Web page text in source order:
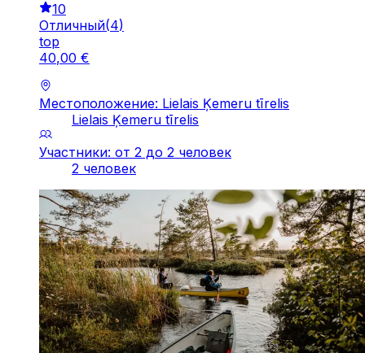
10
Отличный(4)
top
40,00 €
Местоположение: Lielais Ķemeru tīrelis
Lielais Ķemeru tīrelis
Участники: от 2 до 2 человек
2 человек